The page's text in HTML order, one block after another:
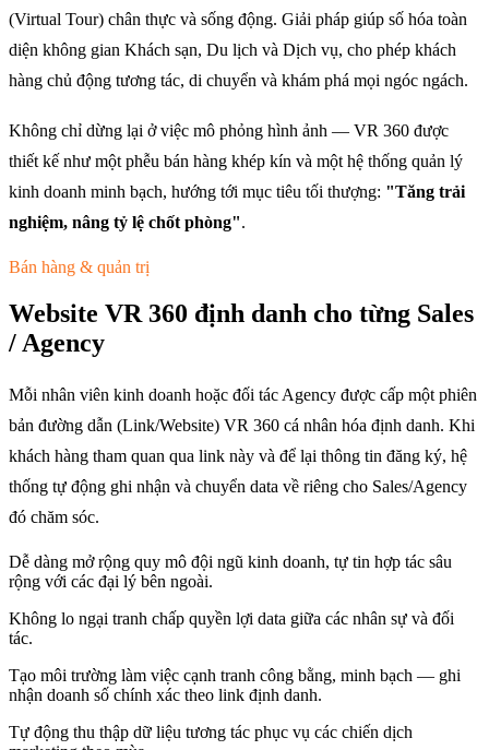
(Virtual Tour) chân thực và sống động. Giải pháp giúp số hóa toàn
diện không gian Khách sạn, Du lịch và Dịch vụ, cho phép khách
hàng chủ động tương tác, di chuyển và khám phá mọi ngóc ngách.
Không chỉ dừng lại ở việc mô phỏng hình ảnh — VR 360 được
thiết kế như một phễu bán hàng khép kín và một hệ thống quản lý
kinh doanh minh bạch, hướng tới mục tiêu tối thượng: "Tăng trải
nghiệm, nâng tỷ lệ chốt phòng".
Bán hàng & quản trị
Website VR 360 định danh cho từng Sales
/ Agency
Mỗi nhân viên kinh doanh hoặc đối tác Agency được cấp một phiên
bản đường dẫn (Link/Website) VR 360 cá nhân hóa định danh. Khi
khách hàng tham quan qua link này và để lại thông tin đăng ký, hệ
thống tự động ghi nhận và chuyển data về riêng cho Sales/Agency
đó chăm sóc.
Dễ dàng mở rộng quy mô đội ngũ kinh doanh, tự tin hợp tác sâu
rộng với các đại lý bên ngoài.
Không lo ngại tranh chấp quyền lợi data giữa các nhân sự và đối
tác.
Tạo môi trường làm việc cạnh tranh công bằng, minh bạch — ghi
nhận doanh số chính xác theo link định danh.
Tự động thu thập dữ liệu tương tác phục vụ các chiến dịch